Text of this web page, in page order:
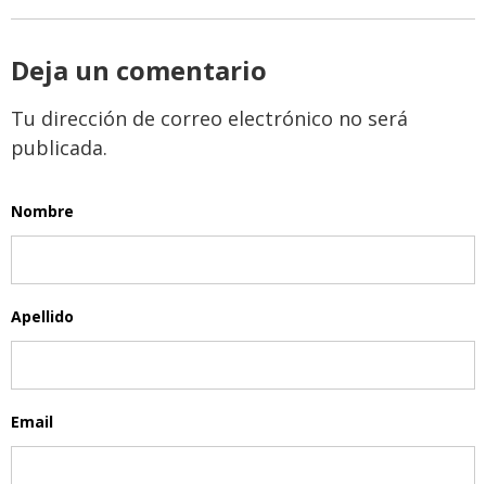
Deja un comentario
Tu dirección de correo electrónico no será
publicada.
Nombre
Apellido
Email